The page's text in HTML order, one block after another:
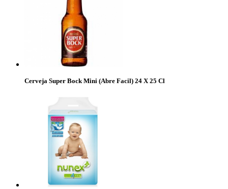
Cerveja Super Bock Mini (Abre Facil) 24 X 25 Cl